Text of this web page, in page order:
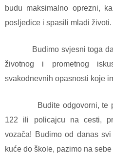
budu maksimalno oprezni,
posljedice i spasili mladi životi.
Budimo svjesni toga da
životnog i prometnog
svakodnevnih opasnosti koje
Budite odgovorni, te
122 ili policajcu na cesti,
vozača! Budimo od danas
kuće do škole, pazimo na